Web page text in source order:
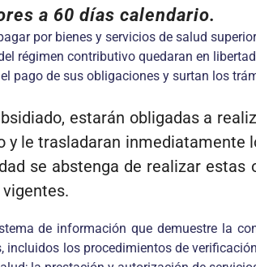
a 60 días calendario.
por bienes y servicios de salud
régimen contributivo quedaran en
pago de sus obligaciones y surtan los
estarán obligadas a
le trasladaran inmediatamente
se abstenga de realizar estas
de información que demuestre la
los procedimientos de